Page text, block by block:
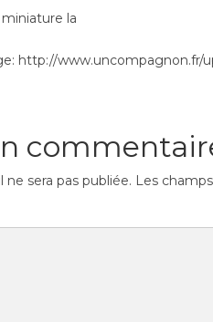
la
http://www.uncompagnon.fr/
sera pas publiée. Les